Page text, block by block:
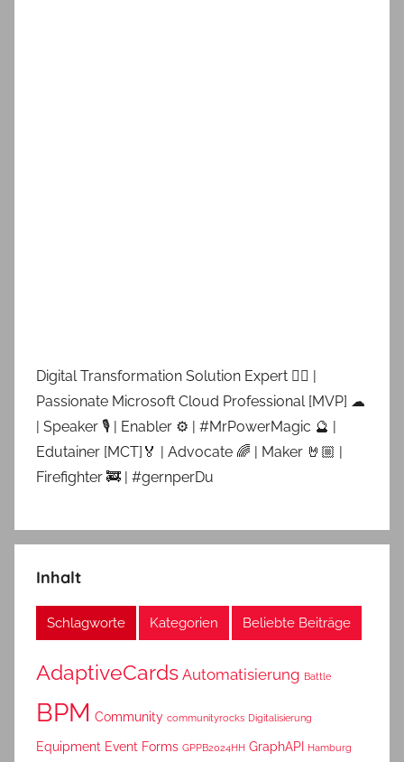
Digital Transformation Solution Expert 👷‍♂️ |
Passionate Microsoft Cloud Professional [MVP] ☁
| Speaker 🎙 | Enabler ⚙ | #MrPowerMagic 🔮 |
Edutainer [MCT]🏅 | Advocate 🌈 | Maker 🤘🏼 |
Firefighter 🚒 | #gernperDu
Inhalt
Schlagworte Kategorien Beliebte Beiträge
AdaptiveCards Automatisierung Battle
BPM Community communityrocks Digitalisierung
Equipment Event Forms GPPB2024HH GraphAPI Hamburg